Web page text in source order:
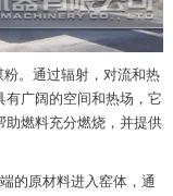
。通过辐射，对流和热
广阔的空间和热场，它
助燃料充分燃烧，并提供
的原材料进入窑体，通